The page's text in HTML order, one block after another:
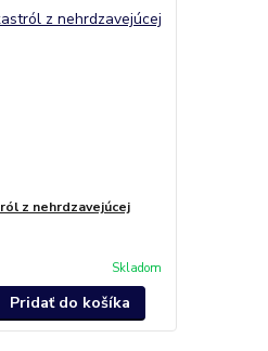
z nehrdzavejúcej
Skladom
Pridať do košíka